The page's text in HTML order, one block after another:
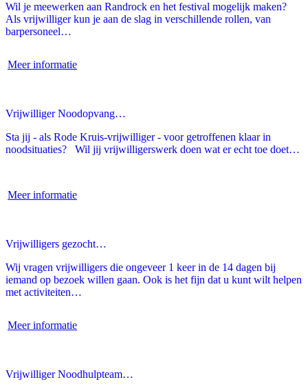
Wil je meewerken aan Randrock en het festival mogelijk maken?
Als vrijwilliger kun je aan de slag in verschillende rollen, van
barpersoneel…
Meer informatie
Vrijwilliger Noodopvang…
Sta jij - als Rode Kruis-vrijwilliger - voor getroffenen klaar in
noodsituaties? Wil jij vrijwilligerswerk doen wat er echt toe doet…
Meer informatie
Vrijwilligers gezocht…
Wij vragen vrijwilligers die ongeveer 1 keer in de 14 dagen bij
iemand op bezoek willen gaan. Ook is het fijn dat u kunt wilt helpen
met activiteiten…
Meer informatie
Vrijwilliger Noodhulpteam…